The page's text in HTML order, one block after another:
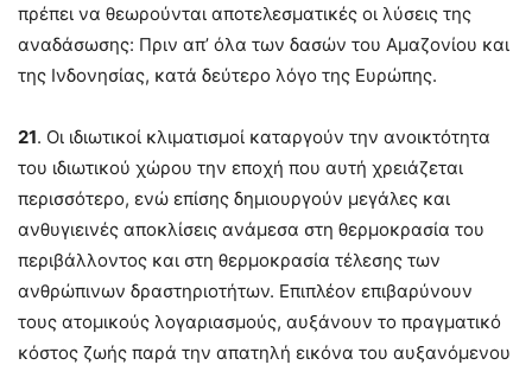
πρέπει να θεωρούνται αποτελεσματικές οι λύσεις της
αναδάσωσης: Πριν απ’ όλα των δασών του Αμαζονίου και
της Ινδονησίας, κατά δεύτερο λόγο της Ευρώπης.
21. Οι ιδιωτικοί κλιματισμοί καταργούν την ανοικτότητα
του ιδιωτικού χώρου την εποχή που αυτή χρειάζεται
περισσότερο, ενώ επίσης δημιουργούν μεγάλες και
ανθυγιεινές αποκλίσεις ανάμεσα στη θερμοκρασία του
περιβάλλοντος και στη θερμοκρασία τέλεσης των
ανθρώπινων δραστηριοτήτων. Επιπλέον επιβαρύνουν
τους ατομικούς λογαριασμούς, αυξάνουν το πραγματικό
κόστος ζωής παρά την απατηλή εικόνα του αυξανόμενου